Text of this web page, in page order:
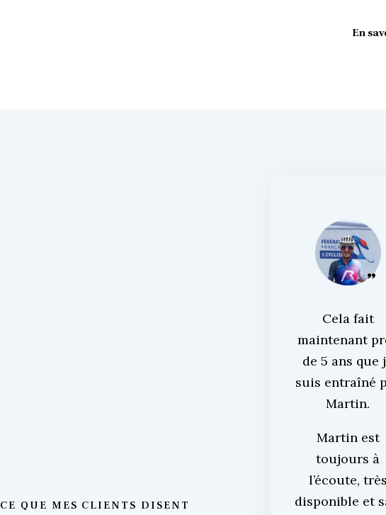
En
CE QUE MES CLIENTS DISENT
Cela fait
maintenant
de 5 ans que
suis entraîné
Martin.
Martin est
toujours à
l’écoute, très
disponible et